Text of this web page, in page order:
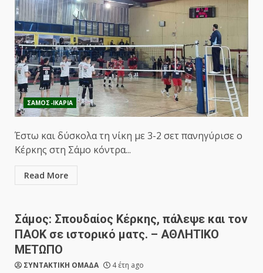
ΣΑΜΟΣ-ΙΚΑΡΙΑ
Έστω και δύσκολα τη νίκη με 3-2 σετ πανηγύρισε ο
Κέρκης στη Σάμο κόντρα...
Read More
Σάμος: Σπουδαίος Κέρκης, πάλεψε και τον
ΠΑΟΚ σε ιστορικό ματς. – ΑΘΛΗΤΙΚΟ
ΜΕΤΩΠΟ
ΣΥΝΤΑΚΤΙΚΗ ΟΜΑΔΑ 4 έτη ago